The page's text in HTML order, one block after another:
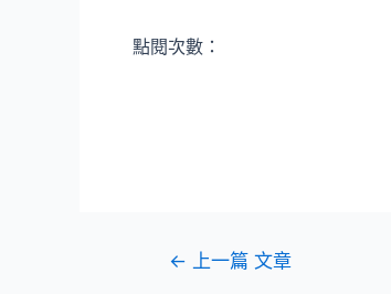
點閱次數：
← 上一篇 文章